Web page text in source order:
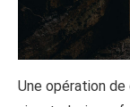
Une opération de